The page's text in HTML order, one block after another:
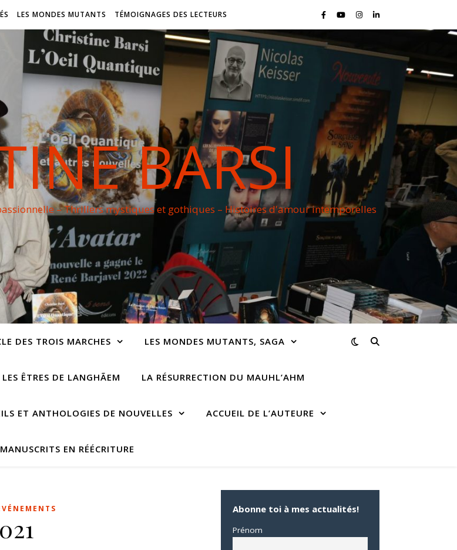
LES MONDES MUTANTS TÉMOIGNAGES DES LECTEURS
BARSI
– Thrillers mystiques et gothiques – Histoires d'amour intemporelles
DES TROIS MARCHES LES MONDES MUTANTS, SAGA
LES ÊTRES DE LANGHÃEM LA RÉSURRECTION DU MAUHL’AHM
ET ANTHOLOGIES DE NOUVELLES ACCUEIL DE L’AUTEURE
MANUSCRITS EN RÉÉCRITURE
Abonne toi à mes actualités!
Prénom